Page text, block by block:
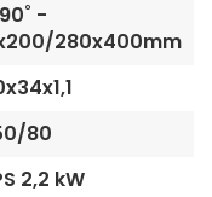
-
280x400mm
80
2,2 kW